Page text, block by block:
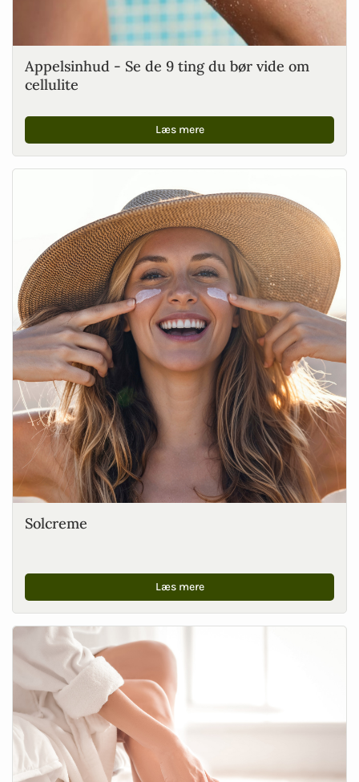
Appelsinhud - Se de 9 ting du bør vide om
cellulite
Læs mere
Solcreme
Læs mere